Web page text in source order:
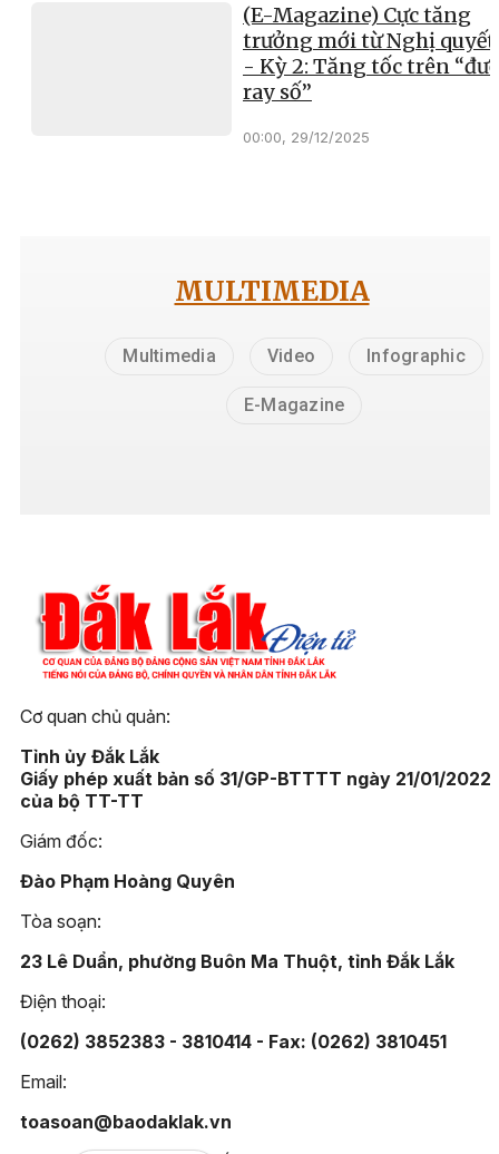
(E-Magazine) Cực tăng
trưởng mới từ Nghị quyết
- Kỳ 2: Tăng tốc trên
ray số”
00:00, 29/12/2025
MULTIMEDIA
Multimedia Video Infographic
E-Magazine
Cơ quan chủ quản:
Tỉnh ủy Đắk Lắk
Giấy phép xuất bản số 31/GP-BTTTT ngày 21/01/2022
của bộ TT-TT
Giám đốc:
Đào Phạm Hoàng Quyên
Tòa soạn:
23 Lê Duẩn, phường Buôn Ma Thuột, tỉnh Đắk Lắk
Điện thoại:
(0262) 3852383 - 3810414 - Fax: (0262) 3810451
Email:
toasoan@baodaklak.vn